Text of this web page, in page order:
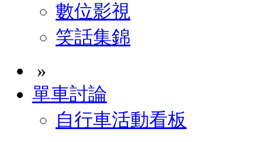
數位影視
笑話集錦
»
單車討論
自行車活動看板